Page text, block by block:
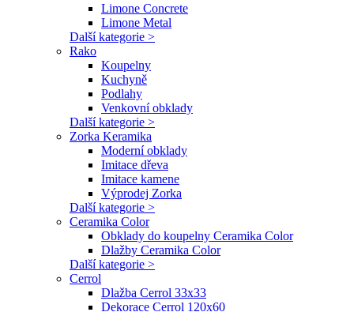
Limone Concrete
Limone Metal
Další kategorie >
Rako
Koupelny
Kuchyně
Podlahy
Venkovní obklady
Další kategorie >
Zorka Keramika
Moderní obklady
Imitace dřeva
Imitace kamene
Výprodej Zorka
Další kategorie >
Ceramika Color
Obklady do koupelny Ceramika Color
Dlažby Ceramika Color
Další kategorie >
Cerrol
Dlažba Cerrol 33x33
Dekorace Cerrol 120x60